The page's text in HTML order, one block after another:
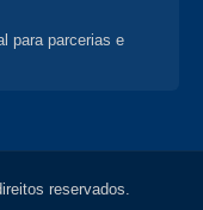
para parcerias e
reservados.